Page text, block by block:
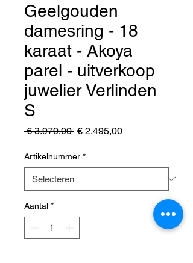
Geelgouden
damesring - 18
karaat - Akoya
parel - uitverkoop
juwelier Verlinden
S
€ 3.970,00 Normale
€ 2.495,00Verkoopprijs
Artikelnummer *
Aantal *